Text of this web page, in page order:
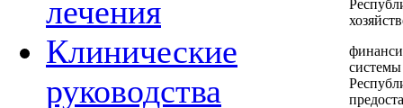
лечения
Клинические
руководства